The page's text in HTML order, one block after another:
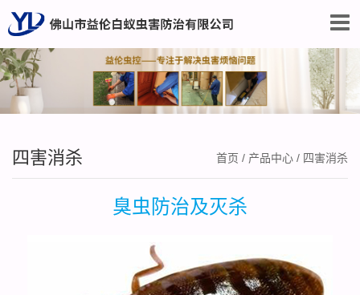
四害消杀 首页 / 产品中心 / 四害消杀
臭虫防治及灭杀